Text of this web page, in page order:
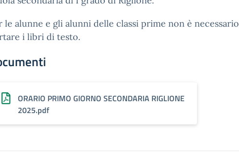
le alunne e gli alunni delle classi prime non è necessario
i libri di testo.
ORARIO PRIMO GIORNO SECONDARIA RIGLIONE
2025.pdf